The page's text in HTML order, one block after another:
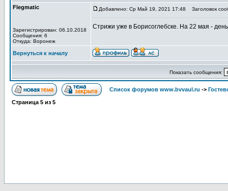
Flegmatic
Зарегистрирован: 06.10.2018
Сообщения: 6
Откуда: Воронеж
Добавлено: Ср Май 19, 2021 17:48 Заголовок
Стрижи уже в Борисоглебске. На 22 мая -
Вернуться к началу
Показать сообщения:
Список форумов www.bvvaul.ru ->
Страница 5 из 5